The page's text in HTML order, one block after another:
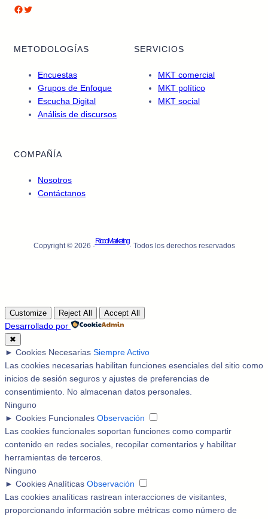
Facebook Twitter
METODOLOGÍAS
Encuestas
Grupos de Enfoque
Escucha Digital
Análisis de discursos
SERVICIOS
MKT comercial
MKT político
MKT social
COMPAÑÍA
Nosotros
Contáctanos
Copyright © 2026 ·
RiccoMarketing
· Todos los derechos reservados
Customize Reject All Accept All
Desarrollado por
✖
► Cookies Necesarias Siempre Activo
Las cookies necesarias habilitan funciones esenciales del sitio como
inicios de sesión seguros y ajustes de preferencias de
consentimiento. No almacenan datos personales.
Ninguno
► Cookies Funcionales Observación
Las cookies funcionales soportan funciones como compartir
contenido en redes sociales, recopilar comentarios y habilitar
herramientas de terceros.
Ninguno
► Cookies Analíticas Observación
Las cookies analíticas rastrean interacciones de visitantes,
proporcionando información sobre métricas como número de